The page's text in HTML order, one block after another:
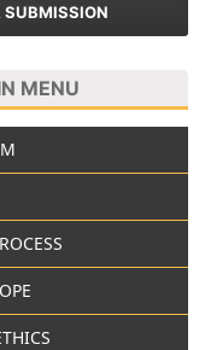
SUBMISSION
MENU